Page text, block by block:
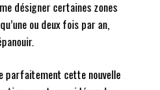
désigner certaines zones
ou deux fois par an,
parfaitement cette nouvelle